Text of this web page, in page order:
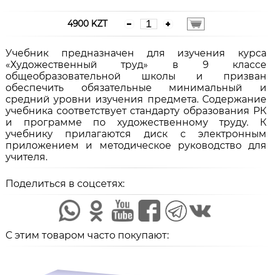
4900 KZT
Учебник предназначен для изучения курса
«Художественный труд» в 9 классе
общеобразовательной школы и призван
обеспечить обязательные минимальный и
средний уровни изучения предмета. Содержание
учебника соответствует стандарту образования РК
и программе по художественному труду. К
учебнику прилагаются диск с электронным
приложением и методическое руководство для
учителя.
Поделиться в соцсетях:
С этим товаром часто покупают: